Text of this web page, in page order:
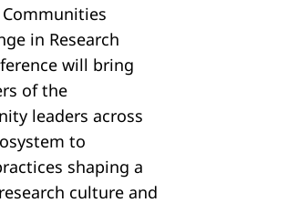
in Research
will bring
of the
leaders across
to
shaping a
culture and